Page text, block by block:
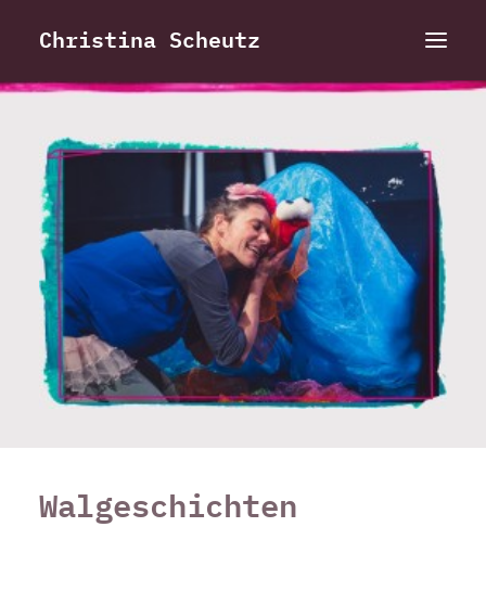
Christina Scheutz
Vita
Projekte
Showreel
Portraits
Termine
Walgeschichten